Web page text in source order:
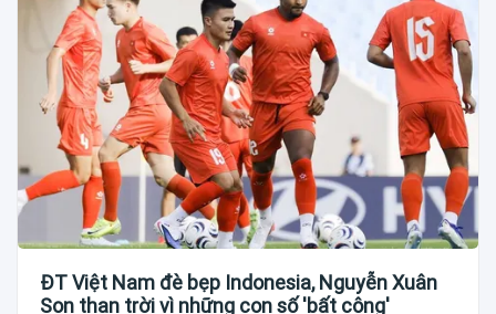
ĐT Việt Nam đè bẹp Indonesia, Nguyễn Xuân
Son than trời vì những con số 'bất công'